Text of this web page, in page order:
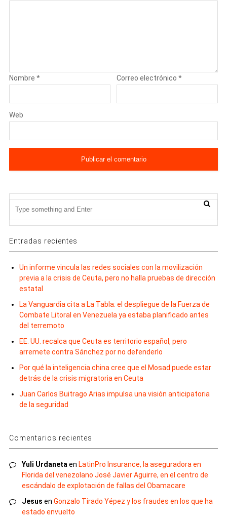
Nombre * Correo electrónico*
Web
Entradas recientes
Un informe vincula las redes sociales con la movilización
previa a la crisis de Ceuta, pero no halla pruebas de dirección
estatal
La Vanguardia cita a La Tabla: el despliegue de la Fuerza de
Combate Litoral en Venezuela ya estaba planificado antes
del terremoto
EE. UU. recalca que Ceuta es territorio español, pero
arremete contra Sánchez por no defenderlo
Por qué la inteligencia china cree que el Mosad puede estar
detrás de la crisis migratoria en Ceuta
Juan Carlos Buitrago Arias impulsa una visión anticipatoria
de la seguridad
Comentarios recientes
Yuli Urdaneta en LatinPro Insurance, la aseguradora en
Florida del venezolano José Javier Aguirre, en el centro de
escándalo de explotación de fallas del Obamacare
Jesus en Gonzalo Tirado Yépez y los fraudes en los que ha
estado envuelto